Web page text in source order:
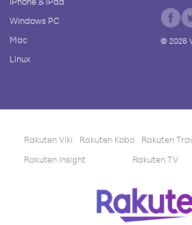
Windows PC
Mac
Linux
© 2026
Rakuten Viki Rakuten Kobo Rakuten
Rakuten Insight
Rakuten TV